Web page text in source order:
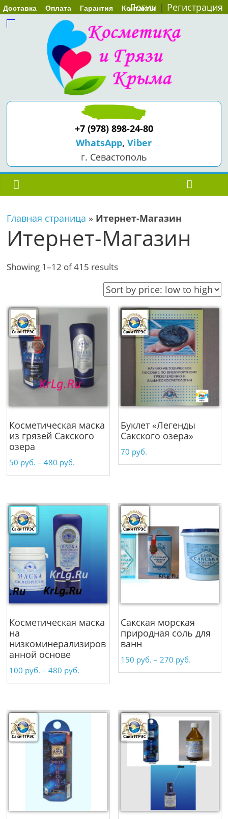
Доставка Оплата Гарантия Контакты
Логин | Регистрация
+7 (978) 898-24-80
WhatsApp,Viber
г. Севастополь
Главная страница » Итернет-Магазин
Итернет-Магазин
Showing 1–12 of 415 results
Косметическая маска
из грязей Сакского
озера
50 руб. –480 руб.
Буклет «Легенды
Сакского озера»
70 руб.
Косметическая маска
на
низкоминерализиров
анной основе
100 руб. –480 руб.
Сакская морская
природная соль для
ванн
150 руб. –270 руб.